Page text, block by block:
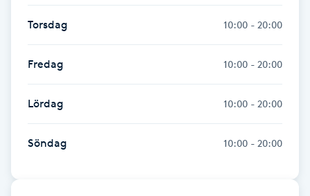
Hudföryngring
Huduppstramning
Hudvård
Torsdag 10:00 - 20:00
Fredag 10:00 - 20:00
Lördag 10:00 - 20:00
Söndag 10:00 - 20:00